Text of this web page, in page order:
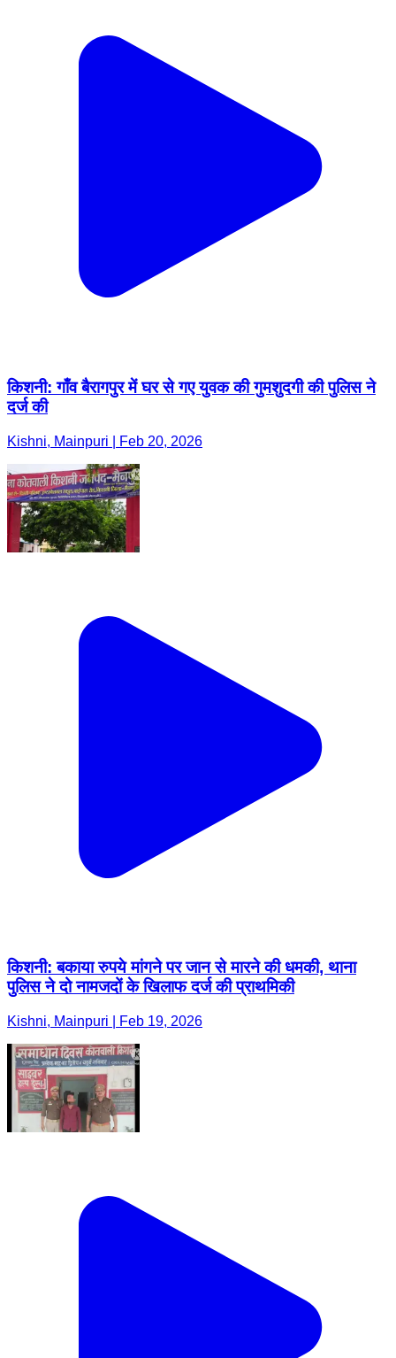
किशनी: गाँव बैरागपुर में घर से गए युवक की गुमशुदगी की पुलिस ने
दर्ज की
Kishni, Mainpuri | Feb 20, 2026
किशनी: बकाया रुपये मांगने पर जान से मारने की धमकी, थाना
पुलिस ने दो नामजदों के खिलाफ दर्ज की प्राथमिकी
Kishni, Mainpuri | Feb 19, 2026